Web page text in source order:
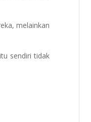
melainkan
sendiri tidak